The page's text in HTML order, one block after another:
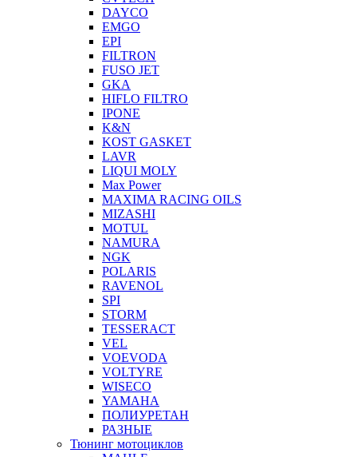
DAYCO
EMGO
EPI
FILTRON
FUSO JET
GKA
HIFLO FILTRO
IPONE
K&N
KOST GASKET
LAVR
LIQUI MOLY
Max Power
MAXIMA RACING OILS
MIZASHI
MOTUL
NAMURA
NGK
POLARIS
RAVENOL
SPI
STORM
TESSERACT
VEL
VOEVODA
VOLTYRE
WISECO
YAMAHA
ПОЛИУРЕТАН
РАЗНЫЕ
Тюнинг мотоциклов